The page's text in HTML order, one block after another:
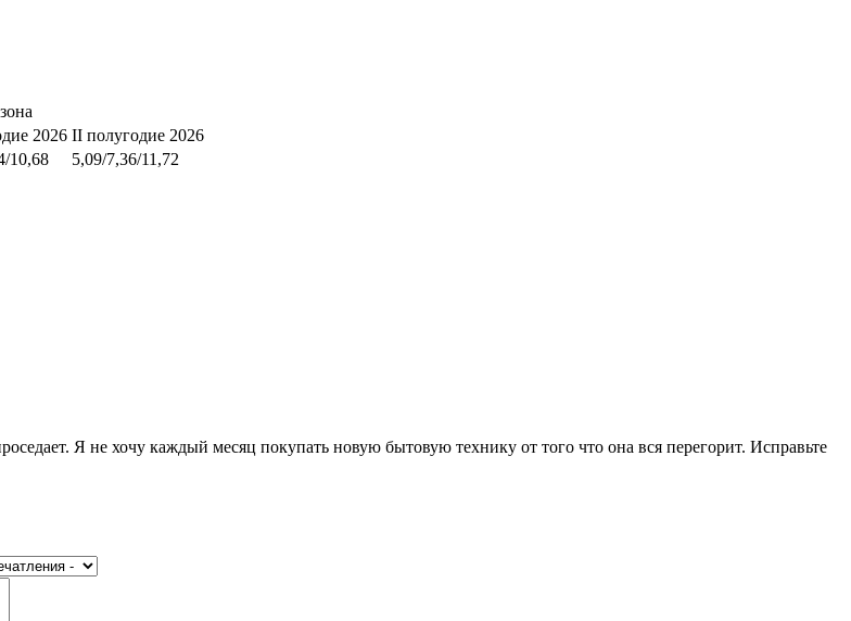
2026 II полугодие 2026
10,68
5,09/7,36/11,72
Я не хочу каждый месяц покупать новую бытовую технику от того что она вся перегорит. Исправьте